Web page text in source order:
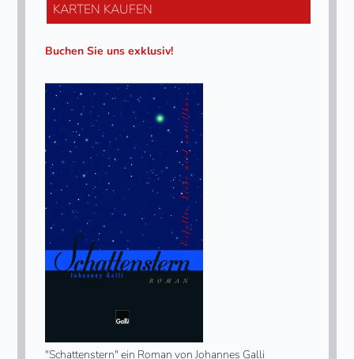
KARTEN KAUFEN
Buchen Sie uns exklusiv!
"Schattenstern" ein Roman von Johannes Galli